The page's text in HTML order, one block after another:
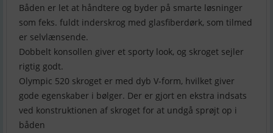
Båden er let at håndtere og byder på smarte løsninger
som feks. fuldt inderskrog med glasfiberdørk, som tilmed
er selvlænsende.
Dobbelt konsollen giver et sporty look, og skroget sejler
rigtig godt.
Olympic 520 skroget er med dyb V-form, hvilket giver
gode egenskaber i bølger. Der er gjort en ekstra indsats
ved konstruktionen af skroget for at undgå sprøjt op i
båden